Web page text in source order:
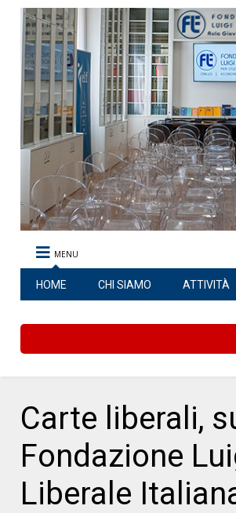
MENU
HOME CHI SIAMO ATTIVITÀ
Carte liberali,
Fondazione
Liberale